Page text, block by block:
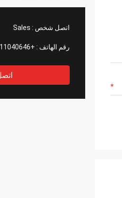
اتصل شخص : Sales
رقم الهاتف : +8615211040646